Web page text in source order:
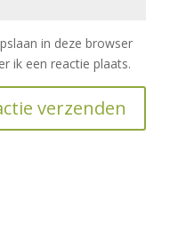
in deze browser
ik een reactie plaats.